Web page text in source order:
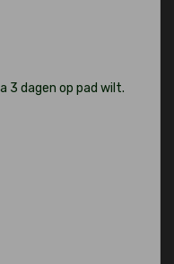
3 dagen op pad wilt.